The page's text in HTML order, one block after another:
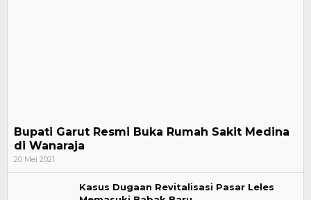
Bupati Garut Resmi Buka Rumah Sakit Medina
di Wanaraja
20 Mei 2021
Kasus Dugaan Revitalisasi Pasar Leles